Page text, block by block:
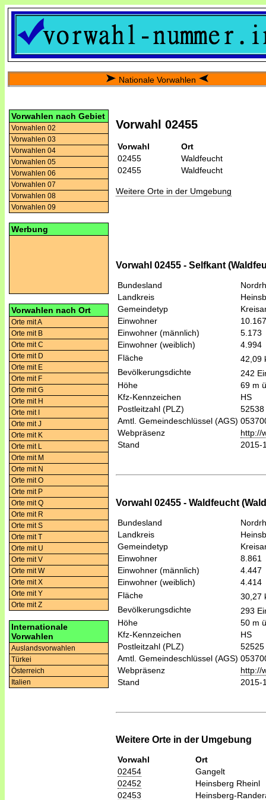
Nationale Vorwahlen
Vorwahlen nach Gebiet
Vorwahlen 02
Vorwahlen 03
Vorwahlen 04
Vorwahlen 05
Vorwahlen 06
Vorwahlen 07
Vorwahlen 08
Vorwahlen 09
Werbung
Vorwahlen nach Ort
Orte mit A
Orte mit B
Orte mit C
Orte mit D
Orte mit E
Orte mit F
Orte mit G
Orte mit H
Orte mit I
Orte mit J
Orte mit K
Orte mit L
Orte mit M
Orte mit N
Orte mit O
Orte mit P
Orte mit Q
Orte mit R
Orte mit S
Orte mit T
Orte mit U
Orte mit V
Orte mit W
Orte mit X
Orte mit Y
Orte mit Z
Internationale
Vorwahlen
Auslandsvorwahlen
Türkei
Österreich
Italien
Vorwahl 02455
Vorwahl
Ort
02455
Waldfeucht
02455
Waldfeucht
Weitere Orte in der Umgebung
Vorwahl 02455 - Selfkant
Bundesland
Landkreis
Gemeindetyp
Einwohner
10.167
Einwohner (männlich)
5.173
Einwohner (weiblich)
4.994
Fläche
42,09
Bevölkerungsdichte
242
Höhe
69 m
Kfz-Kennzeichen
HS
Postleitzahl (PLZ)
52538
Amtl. Gemeindeschlüssel (AGS)
Webpräsenz
http://
Stand
2015-
Vorwahl 02455 - Waldfeucht
Bundesland
Landkreis
Gemeindetyp
Einwohner
8.861
Einwohner (männlich)
4.447
Einwohner (weiblich)
4.414
Fläche
30,27
Bevölkerungsdichte
293
Höhe
50 m
Kfz-Kennzeichen
HS
Postleitzahl (PLZ)
52525
Amtl. Gemeindeschlüssel (AGS)
Webpräsenz
http://
Stand
2015-
Weitere Orte in der Umgebung
Vorwahl
Ort
02454
Gangelt
02452
Heinsberg Rheinl
02453
Heinsberg-